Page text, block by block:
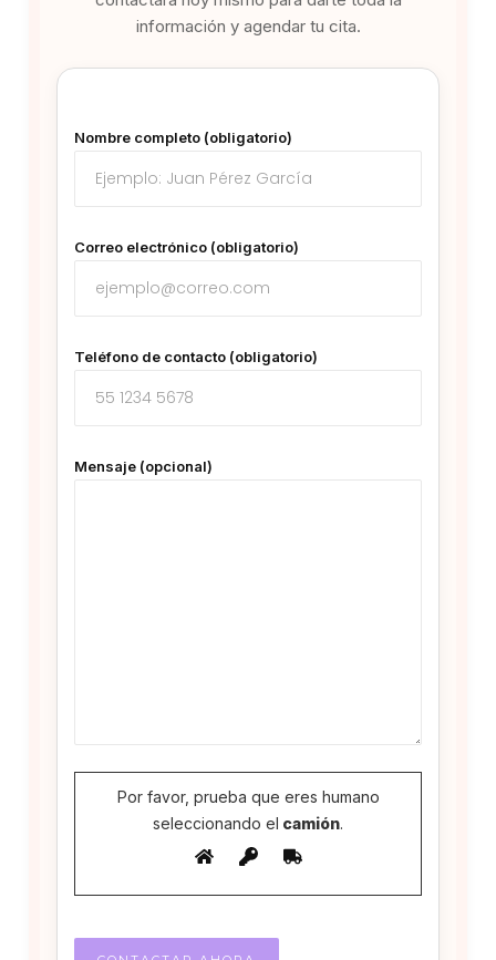
información y agendar tu cita.
Nombre completo (obligatorio)
Correo electrónico (obligatorio)
Teléfono de contacto (obligatorio)
Mensaje (opcional)
Por favor, prueba que eres humano
seleccionando el camión.